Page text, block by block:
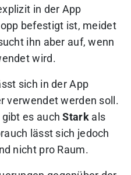
in der App
befestigt ist, meidet
ihn aber auf, wenn
wird.
sich in der App
verwendet werden soll.
gibt es auchStarkals
lässt sich jedoch
nicht pro Raum.